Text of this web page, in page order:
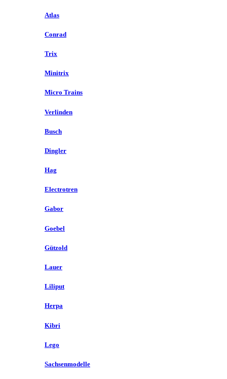
Atlas
Conrad
Trix
Minitrix
Micro Trains
Verlinden
Busch
Dingler
Hag
Electrotren
Gabor
Goebel
Gützold
Lauer
Liliput
Herpa
Kibri
Lego
Sachsenmodelle